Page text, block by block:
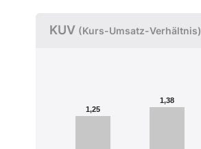
KUV (Kurs-Umsatz-Verhältnis)
1,25
1,38